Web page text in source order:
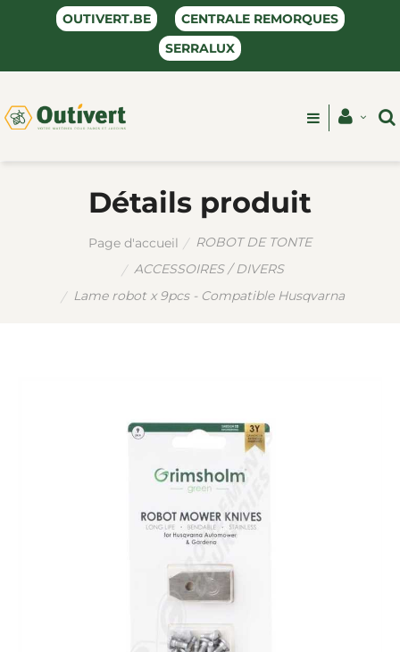
OUTIVERT.BE
CENTRALE REMORQUES
SERRALUX
Détails produit
Page d'accueil
ROBOT DE TONTE
ACCESSOIRES / DIVERS
Lame robot x 9pcs - Compatible Husqvarna